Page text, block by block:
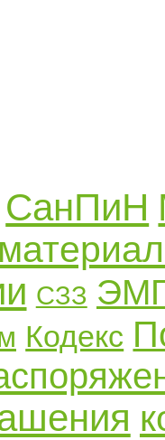
СанПиН
СЗЗ
Кодекс